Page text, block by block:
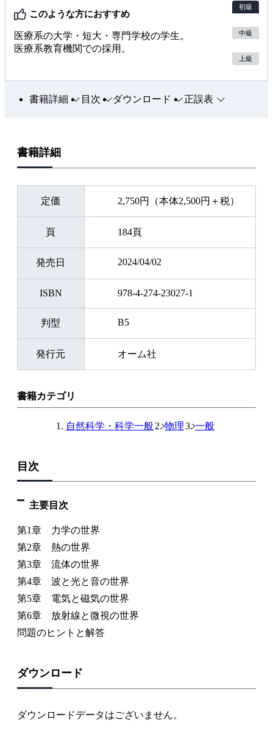
このような方におすすめ
医療系の大学・短大・専門学校の学生。
医療系教育機関での採用。
初級
中級
上級
書籍詳細 目次 ダウンロード 正誤表
書籍詳細
定価 2,750円（本体2,500円＋税）
頁 184頁
発売日 2024/04/02
ISBN 978-4-274-23027-1
判型 B5
発行元 オーム社
書籍カテゴリ
自然科学・科学一般 物理 一般
目次
主要目次
第1章 力学の世界
第2章 熱の世界
第3章 流体の世界
第4章 波と光と音の世界
第5章 電気と磁気の世界
第6章 放射線と微視の世界
問題のヒントと解答
ダウンロード
ダウンロードデータはございません。